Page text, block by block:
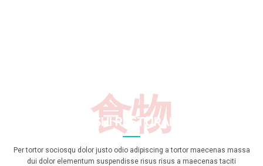
食物
SUSHI RESTURANT
Per tortor sociosqu dolor justo odio adipiscing a tortor maecenas massa
dui dolor elementum suspendisse risus risus a maecenas taciti